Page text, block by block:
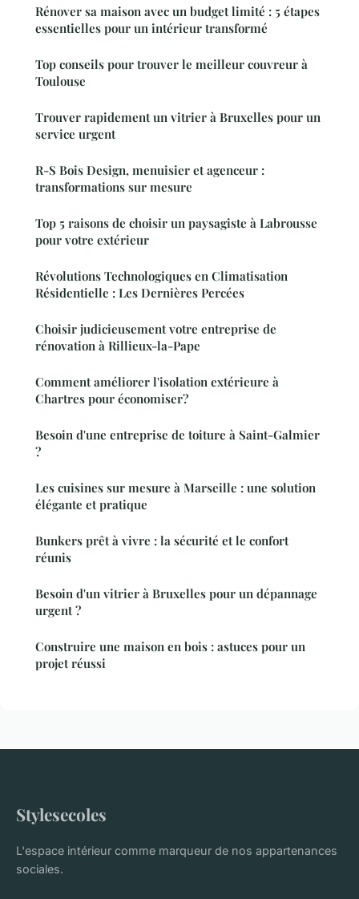
Rénover sa maison avec un budget limité : 5 étapes
essentielles pour un intérieur transformé
Top conseils pour trouver le meilleur couvreur à
Toulouse
Trouver rapidement un vitrier à Bruxelles pour un
service urgent
R-S Bois Design, menuisier et agenceur :
transformations sur mesure
Top 5 raisons de choisir un paysagiste à Labrousse
pour votre extérieur
Révolutions Technologiques en Climatisation
Résidentielle : Les Dernières Percées
Choisir judicieusement votre entreprise de
rénovation à Rillieux-la-Pape
Comment améliorer l'isolation extérieure à
Chartres pour économiser?
Besoin d'une entreprise de toiture à Saint-Galmier
?
Les cuisines sur mesure à Marseille : une solution
élégante et pratique
Bunkers prêt à vivre : la sécurité et le confort
réunis
Besoin d'un vitrier à Bruxelles pour un dépannage
urgent ?
Construire une maison en bois : astuces pour un
projet réussi
Stylesecoles
L'espace intérieur comme marqueur de nos appartenances
sociales.